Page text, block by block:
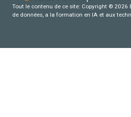
Tout le contenu de ce site: Copyright © 2026
de données, a la formation en IA et aux